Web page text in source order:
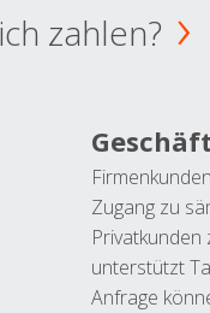
zahlen?
Zugang zu
unterstützt
Anfrage